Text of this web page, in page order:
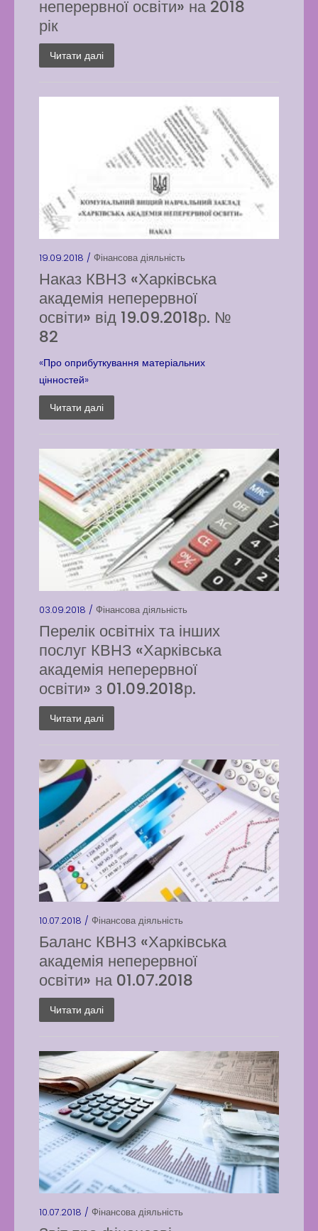
неперервної освіти» на 2018
рік
Читати далі
19.09.2018 / Фінансова діяльність
Наказ КВНЗ «Харківська
академія неперервної
освіти» від 19.09.2018р. №
82
«Про оприбуткування матеріальних
цінностей»
Читати далі
03.09.2018 / Фінансова діяльність
Перелік освітніх та інших
послуг КВНЗ «Харківська
академія неперервної
освіти» з 01.09.2018р.
Читати далі
10.07.2018 / Фінансова діяльність
Баланс КВНЗ «Харківська
академія неперервної
освіти» на 01.07.2018
Читати далі
10.07.2018 / Фінансова діяльність